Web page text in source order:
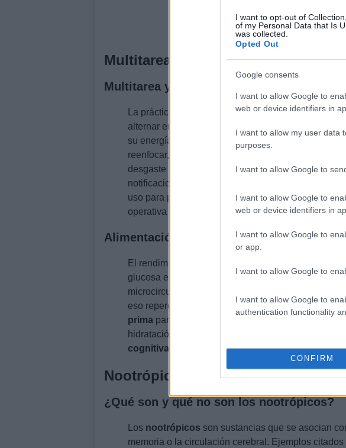
I want to opt-out of
of my Personal Data that Is
was collected.
Opted Out
Google consents
I want to allow Google to
web or device identifiers in
I want to allow my user data
purposes.
I want to allow Google to
I want to allow Google to
web or device identifiers in
I want to allow Google to
or app.
I want to allow Google to
I want to allow Google to
authentication functionality
CONFIRM
Multitarea, estímulos y
Multitarea y cambio de foco
La práctica frecuente de lamultitarea—responder
alternar entre redes y correos, o usar varias
su energía atencional. Cada interrupción genera
reenfocar, más errores y la sensación subjetiva de
desgaste es útil aplicar técnicas sencillas como
notificaciones y priorizar tareas. La meta no es
uso para preservar la
energía mentalnecesaria en
operativa y la toma de decisiones.
Alimentación como materia prima
El rendimiento cerebral depende de sustratos
glucosa estable, ácidos grasos esenciales,
microcirculación. Bandera recuerda que muchos no
eso repercute en la claridad mental. Una
prima para neurotransmisores y para la reparación
hidratación adecuada,
cognitiva frente a la sobrecarga de estímulos.
Nootrópicos y recomendaciones
¿Qué son y qué no son los nootrópicos?
Los nootrópicos son sustancias que se asocian
memoria o la circulación cerebral. Ejemplos